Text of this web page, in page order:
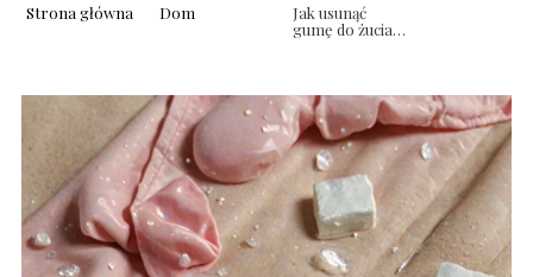
Strona główna Dom
Jak usunąć
gumę do żucia z